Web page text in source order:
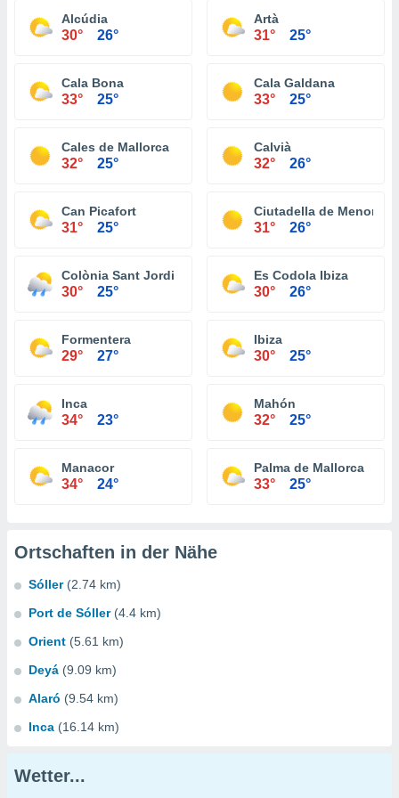
Alcúdia
30° 26°
Artà
31° 25°
Cala Bona
33° 25°
Cala Galdana
33° 25°
Cales de Mallorca
32° 25°
Calvià
32° 26°
Can Picafort
31° 25°
Ciutadella de Menorca
31° 26°
Colònia Sant Jordi
30° 25°
Es Codola Ibiza
30° 26°
Formentera
29° 27°
Ibiza
30° 25°
Inca
34° 23°
Mahón
32° 25°
Manacor
34° 24°
Palma de Mallorca
33° 25°
Ortschaften in der Nähe
Sóller (2.74 km)
Port de Sóller (4.4 km)
Orient (5.61 km)
Deyá (9.09 km)
Alaró (9.54 km)
Inca (16.14 km)
Wetter...